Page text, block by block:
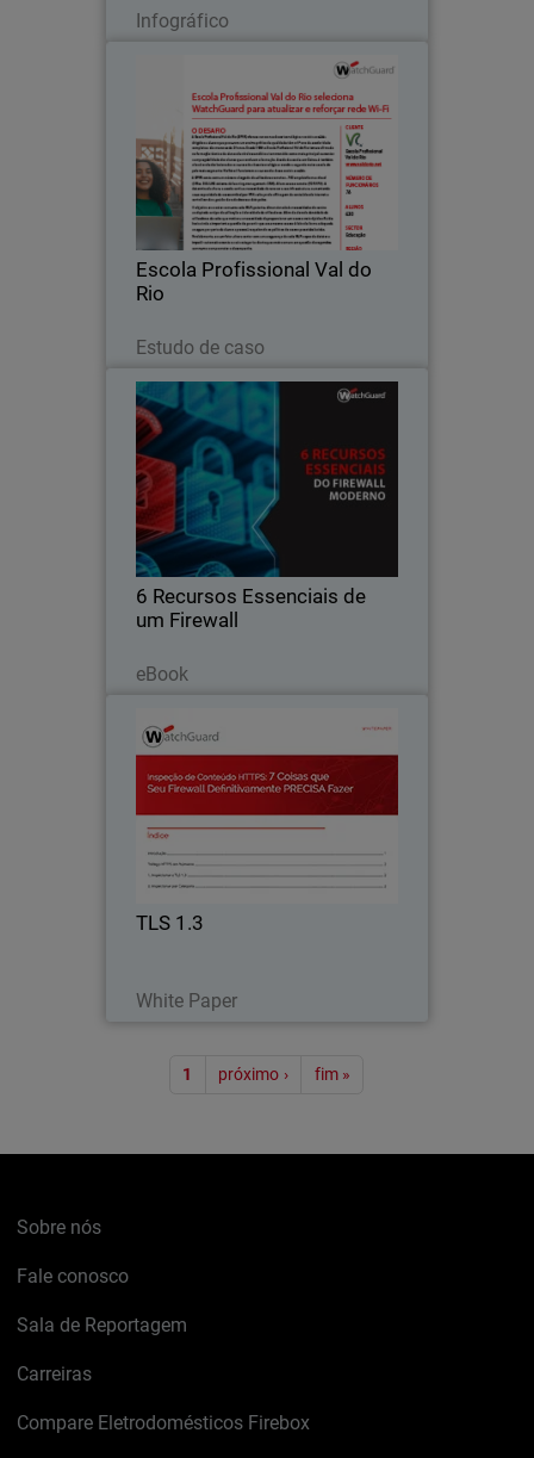
Infográfico
Escola Profissional Val do
Rio
Estudo de caso
Escola Profissional Val do Rio
Graças a esta implementação, Escola
Profissional Val do Rio (EPVR)
encontra-se hoje devidamente equipada
para fazer frente ao uso intensivo de
recursos da rede.
Thumbnail
6 Recursos Essenciais de
um Firewall
eBook
6 Recursos Essenciais de um
Body
Aprenda sobre os recursos essenciais
de firewall que toda rede precisa
Thumbnail
TLS 1.3
White Paper
A inspeção do HTTPS é fundamental
para garantir a segurança no ambiente
de trabalho moderno.
Paginação
1 próximo › fim »
Sobre nós
Fale conosco
Sala de Reportagem
Carreiras
Compare Eletrodomésticos Firebox